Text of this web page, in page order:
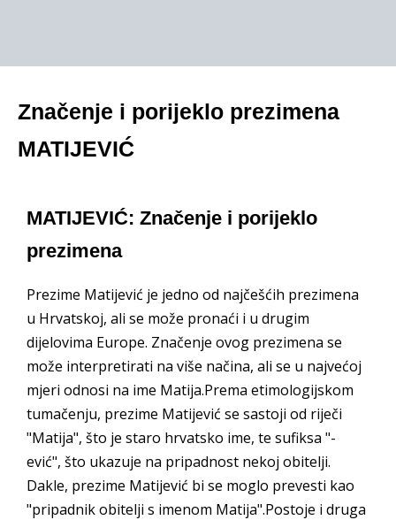
Značenje i porijeklo prezimena
MATIJEVIĆ
MATIJEVIĆ: Značenje i porijeklo
prezimena
Prezime Matijević je jedno od najčešćih prezimena
u Hrvatskoj, ali se može pronaći i u drugim
dijelovima Europe. Značenje ovog prezimena se
može interpretirati na više načina, ali se u najvećoj
mjeri odnosi na ime Matija.Prema etimologijskom
tumačenju, prezime Matijević se sastoji od riječi
"Matija", što je staro hrvatsko ime, te sufiksa "-
ević", što ukazuje na pripadnost nekoj obitelji.
Dakle, prezime Matijević bi se moglo prevesti kao
"pripadnik obitelji s imenom Matija".Postoje i druga